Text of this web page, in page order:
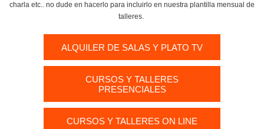
charla etc.. no dude en hacerlo para incluirlo en nuestra plantilla mensual de
talleres.
ALQUILER DE SALAS Y PLATO TV
CURSOS Y TALLERES
PRESENCIALES
CURSOS Y TALLERES ON LINE